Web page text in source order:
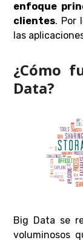
enfoque
clientes. Por
las
¿Cómo
Data?
Big Data se
voluminosos